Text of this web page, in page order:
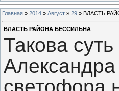
Главная » 2014 » Август » 29 » ВЛАСТЬ
ВЛАСТЬ РАЙОНА БЕССИЛЬНА
Такова